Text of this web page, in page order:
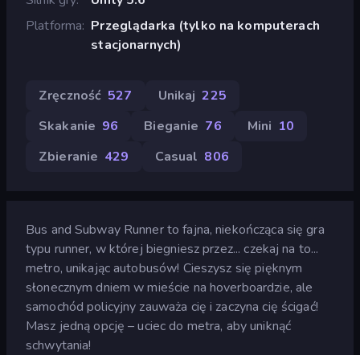
Platforma Przeglądarka (tylko na komputerach
stacjonarnych)
Zręczność 527 Unikaj 225
Skakanie 96 Bieganie 76 Mini 10
Zbieranie 429 Casual 806
Bus and Subway Runner to fajna, niekończąca się gra
typu runner, w której biegniesz przez... czekaj na to...
metro, unikając autobusów! Cieszysz się pięknym
słonecznym dniem w mieście na hoverboardzie, ale
samochód policyjny zauważa cię i zaczyna cię ścigać!
Masz jedną opcję – uciec do metra, aby uniknąć
schwytania!